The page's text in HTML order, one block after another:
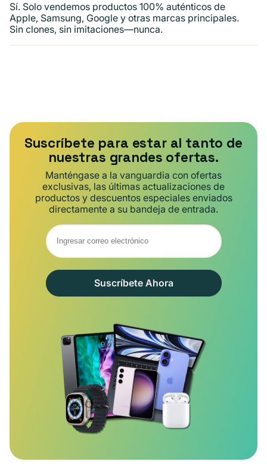
Sí. Solo vendemos productos 100% auténticos de
Apple, Samsung, Google y otras marcas principales.
Sin clones, sin imitaciones—nunca.
Suscríbete para estar al tanto de
nuestras grandes ofertas.
Manténgase a la vanguardia con ofertas
exclusivas, las últimas actualizaciones de
productos y descuentos especiales enviados
directamente a su bandeja de entrada.
Suscríbete Ahora